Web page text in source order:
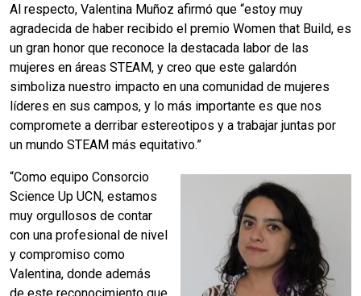
Al respecto, Valentina Muñoz afirmó que “estoy muy
agradecida de haber recibido el premio Women that Build, es
un gran honor que reconoce la destacada labor de las
mujeres en áreas STEAM, y creo que este galardón
simboliza nuestro impacto en una comunidad de mujeres
líderes en sus campos, y lo más importante es que nos
compromete a derribar estereotipos y a trabajar juntas por
un mundo STEAM más equitativo.”
“Como equipo Consorcio
Science Up UCN, estamos
muy orgullosos de contar
con una profesional de nivel
y compromiso como
Valentina, donde además
de este reconocimiento que